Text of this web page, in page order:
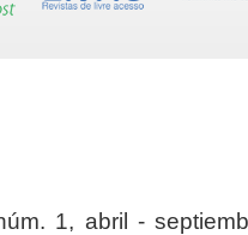
1, abril -